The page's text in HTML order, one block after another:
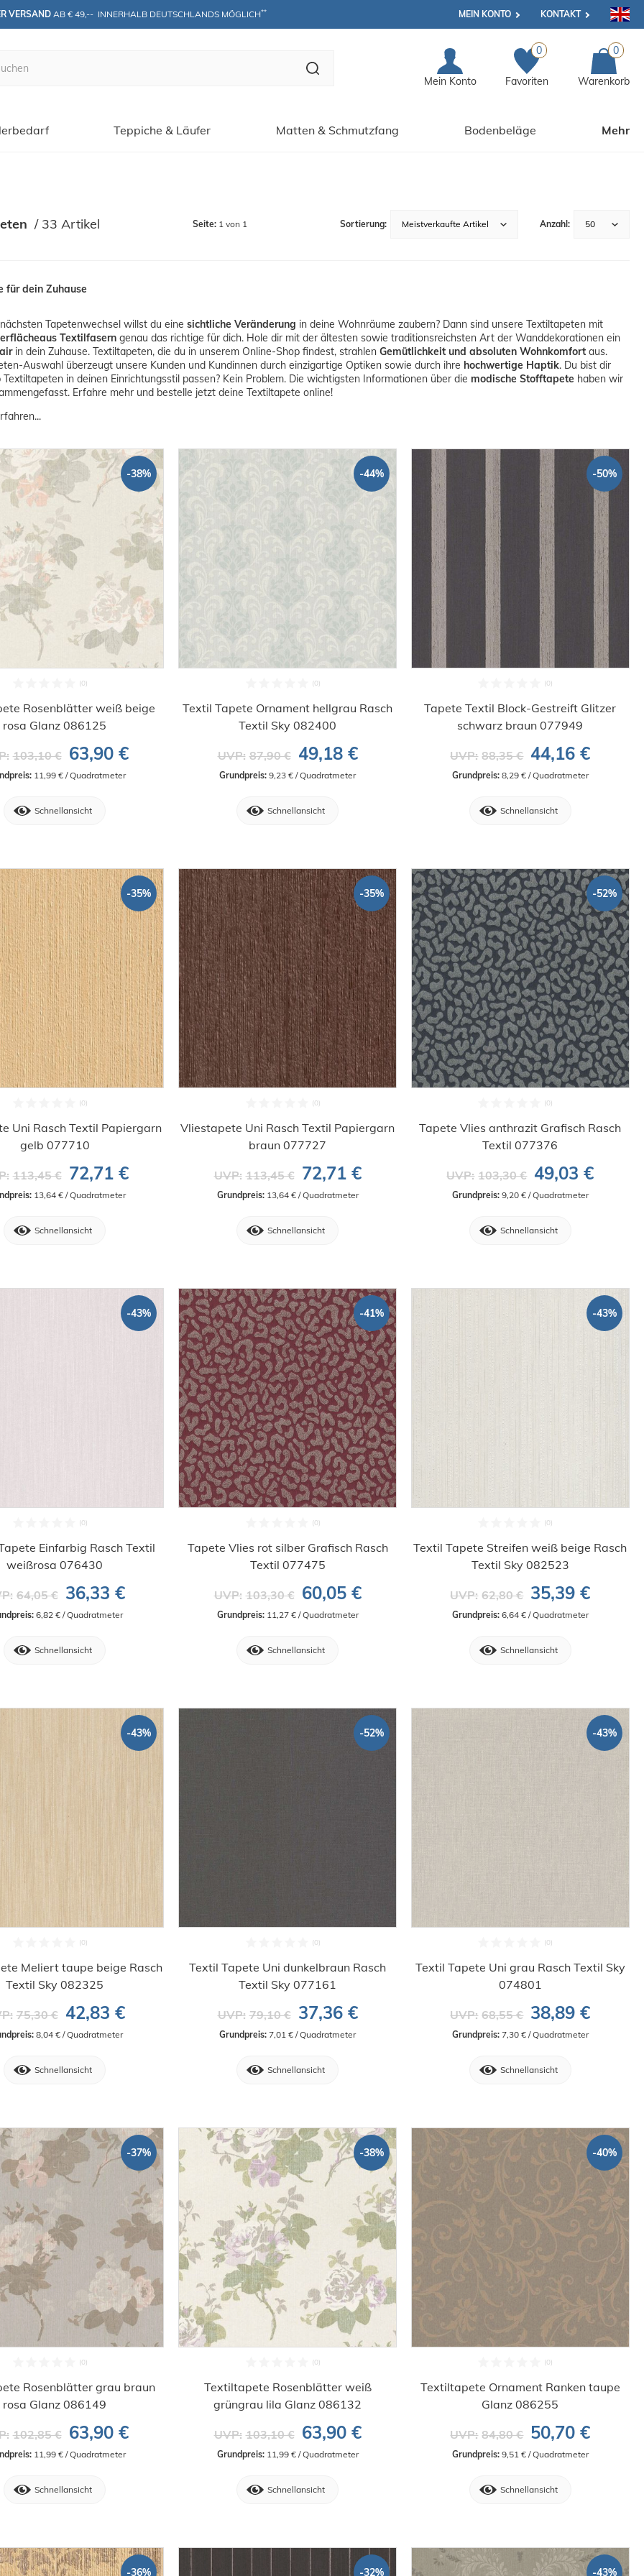
VERSAND AB € 49,--  INNERHALB DEUTSCHLANDS MÖGLICH** MEIN KONTO KONTAKT
Mein Konto
0
Favoriten
0
Warenkorb
Teppiche & Läufer Matten & Schmutzfang Bodenbeläge Mehr
/ 33 Artikel Seite: 1 von 1
für dein Zuhause
Tapetenwechsel willst du einesichtliche Veränderung in deine Wohnräume zaubern? Dann sind unsere Textiltapeten mit
aus Textilfasern genau das richtige für dich. Hole dir mit der ältesten sowie traditionsreichsten Art der Wanddekorationen ein
in dein Zuhause. Textiltapeten, die du in unserem Online-Shop findest, strahlenGemütlichkeit und absoluten Wohnkomfort aus.
Auswahl überzeugt unsere Kunden und Kundinnen durch einzigartige Optiken sowie durch ihre hochwertige Haptik. Du bist dir
Textiltapeten in deinen Einrichtungsstil passen? Kein Problem. Die wichtigsten Informationen über diemodische Stofftapete haben wir
Erfahre mehr und bestelle jetzt deine Textiltapete online!
-38%
Rosenblätter weiß beige
rosa Glanz 086125
103,10 € 63,90 €
11,99 € / Quadratmeter
Schnellansicht
-44%
Textil Tapete Ornament hellgrau Rasch
Textil Sky 082400
UVP: 87,90 € 49,18 €
Grundpreis: 9,23 € / Quadratmeter
Schnellansicht
-50%
Tapete Textil Block-Gestreift Glitzer
schwarz braun 077949
UVP: 88,35 € 44,16 €
Grundpreis: 8,29 € / Quadratmeter
Schnellansicht
-35%
Uni Rasch Textil Papiergarn
gelb 077710
113,45 € 72,71 €
13,64 € / Quadratmeter
Schnellansicht
-35%
Vliestapete Uni Rasch Textil Papiergarn
braun 077727
UVP: 113,45 € 72,71 €
Grundpreis: 13,64 € / Quadratmeter
Schnellansicht
-52%
Tapete Vlies anthrazit Grafisch Rasch
Textil 077376
UVP: 103,30 € 49,03 €
Grundpreis: 9,20 € / Quadratmeter
Schnellansicht
-43%
Einfarbig Rasch Textil
weißrosa 076430
64,05 € 36,33 €
6,82 € / Quadratmeter
Schnellansicht
-41%
Tapete Vlies rot silber Grafisch Rasch
Textil 077475
UVP: 103,30 € 60,05 €
Grundpreis: 11,27 € / Quadratmeter
Schnellansicht
-43%
Textil Tapete Streifen weiß beige Rasch
Textil Sky 082523
UVP: 62,80 € 35,39 €
Grundpreis: 6,64 € / Quadratmeter
Schnellansicht
-43%
Meliert taupe beige Rasch
Textil Sky 082325
75,30 € 42,83 €
8,04 € / Quadratmeter
Schnellansicht
-52%
Textil Tapete Uni dunkelbraun Rasch
Textil Sky 077161
UVP: 79,10 € 37,36 €
Grundpreis: 7,01 € / Quadratmeter
Schnellansicht
-43%
Textil Tapete Uni grau Rasch Textil Sky
074801
UVP: 68,55 € 38,89 €
Grundpreis: 7,30 € / Quadratmeter
Schnellansicht
-37%
Rosenblätter grau braun
rosa Glanz 086149
102,85 € 63,90 €
11,99 € / Quadratmeter
Schnellansicht
-38%
Textiltapete Rosenblätter weiß
grüngrau lila Glanz 086132
UVP: 103,10 € 63,90 €
Grundpreis: 11,99 € / Quadratmeter
Schnellansicht
-40%
Textiltapete Ornament Ranken taupe
Glanz 086255
UVP: 84,80 € 50,70 €
Grundpreis: 9,51 € / Quadratmeter
Schnellansicht
-36% -32% -43%